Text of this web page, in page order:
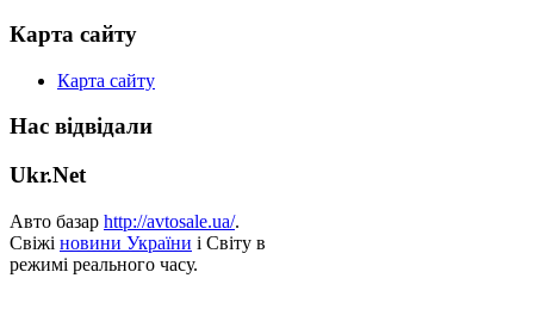
Карта сайту
Карта сайту
Нас відвідали
Ukr.Net
Авто базар http://avtosale.ua/.
Свіжі новини України і Світу в
режимі реального часу.